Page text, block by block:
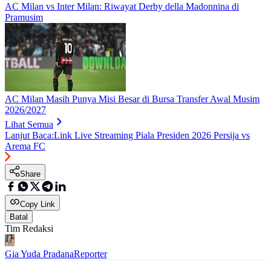
AC Milan vs Inter Milan: Riwayat Derby della Madonnina di
Pramusim
AC Milan Masih Punya Misi Besar di Bursa Transfer Awal Musim
2026/2027
Lihat Semua
Lanjut Baca:Link Live Streaming Piala Presiden 2026 Persija vs
Arema FC
Share
Copy Link
Batal
Tim Redaksi
Gia Yuda PradanaReporter